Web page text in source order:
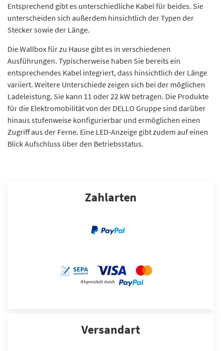
Entsprechend gibt es unterschiedliche Kabel für beides. Sie
unterscheiden sich außerdem hinsichtlich der Typen der
Stecker sowie der Länge.
Die Wallbox für zu Hause gibt es in verschiedenen
Ausführungen. Typischerweise haben Sie bereits ein
entsprechendes Kabel integriert, dass hinsichtlich der Länge
variiert. Weitere Unterschiede zeigen sich bei der möglichen
Ladeleistung. Sie kann 11 oder 22 kW betragen. Die Produkte
für die Elektromobilität von der DELLO Gruppe sind darüber
hinaus stufenweise konfigurierbar und ermöglichen einen
Zugriff aus der Ferne. Eine LED-Anzeige gibt zudem auf einen
Blick Aufschluss über den Betriebsstatus.
Zahlarten
Versandart